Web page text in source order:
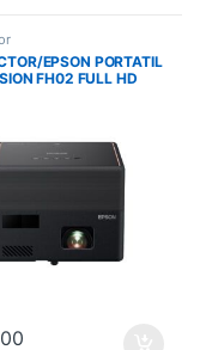
EPSON PORTATIL
FH02 FULL HD